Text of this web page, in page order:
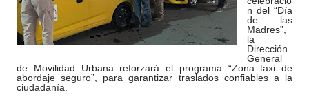
n del “Día
de las
Madres”,
la
Dirección
General
de Movilidad Urbana reforzará el programa “Zona taxi de
abordaje seguro”, para garantizar traslados confiables a la
ciudadanía.